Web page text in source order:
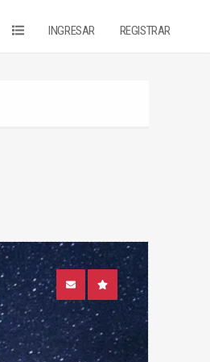
INGRESAR REGISTRAR